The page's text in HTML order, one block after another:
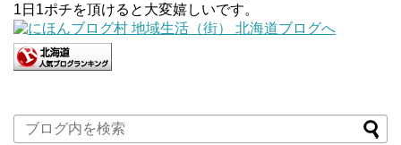
1日1ポチを頂けると大変嬉しいです。